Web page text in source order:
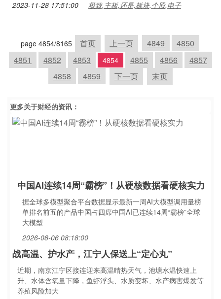
2023-11-28 17:51:00 极致,主板,还是,板块,个股,电子
page 4854/8165 首页 上一页 4849
4850
4851
4852 4853 4854 4855 4856
4857
4858
4859 下一页 末页
更多关于财经的资讯：
中国AI连续14周“霸榜”！从硬核数据看硬核实力
据全球多模型聚合平台数据显示最新一周AI大模型调用量榜
单排名前五的产品中国占四席中国AI已连续14周“霸榜”全球
大模型
2026-08-06 08:18:00
战高温、护水产，江宁人保送上“定心丸”
近期，南京江宁区接连迎来高温晴热天气，池塘水温快速上
升、水体含氧量下降，鱼虾浮头、水质变坏、水产病害爆发等
养殖风险加大